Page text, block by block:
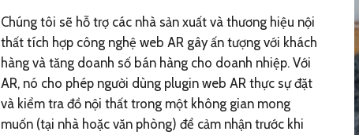
Chúng tôi sẽ hỗ trợ các nhà sản xuất và thương hiệu nội
thất tích hợp công nghệ web AR gây ấn tượng với khách
hàng và tăng doanh số bán hàng cho doanh nhiệp. Với
AR, nó cho phép người dùng plugin web AR thực sự đặt
và kiểm tra đồ nội thất trong một không gian mong
muốn (tại nhà hoặc văn phòng) để cảm nhận trước khi